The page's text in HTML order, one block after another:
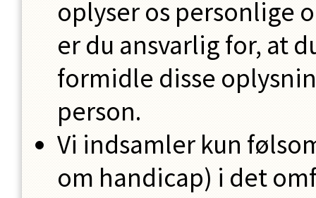
oplyser os personlige
er du ansvarlig for, at
formidle disse
person.
Vi indsamler kun
om handicap) i det